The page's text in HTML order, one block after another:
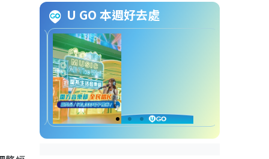
外籍家庭傭工）
就業人士工作時數中位數（不包
括外籍家庭傭工）
U GO 本週好去處